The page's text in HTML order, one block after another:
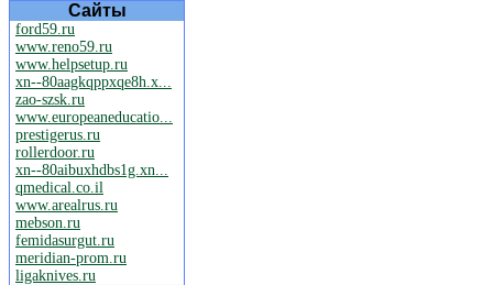
Сайты
ford59.ru
www.reno59.ru
www.helpsetup.ru
xn--80aagkqppxqe8h.x...
zao-szsk.ru
www.europeaneducatio...
prestigerus.ru
rollerdoor.ru
xn--80aibuxhdbs1g.xn...
qmedical.co.il
www.arealrus.ru
mebson.ru
femidasurgut.ru
meridian-prom.ru
ligaknives.ru